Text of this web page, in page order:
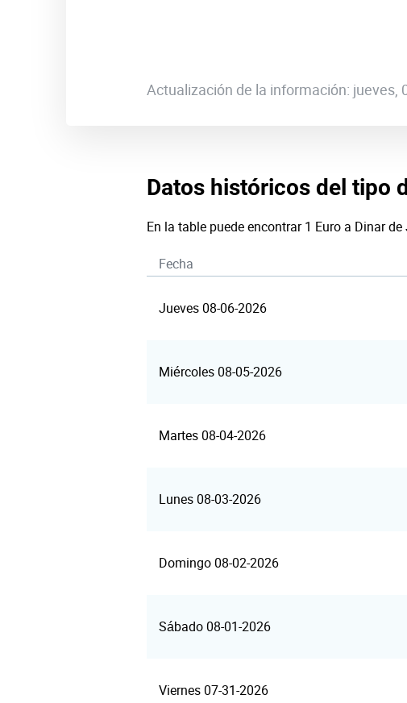
Actualización de la información: jueves,
Datos históricos del tipo
En la table puede encontrar 1 Euro a Dinar
Fecha
Jueves 08-06-2026
Miércoles 08-05-2026
Martes 08-04-2026
Lunes 08-03-2026
Domingo 08-02-2026
Sábado 08-01-2026
Viernes 07-31-2026